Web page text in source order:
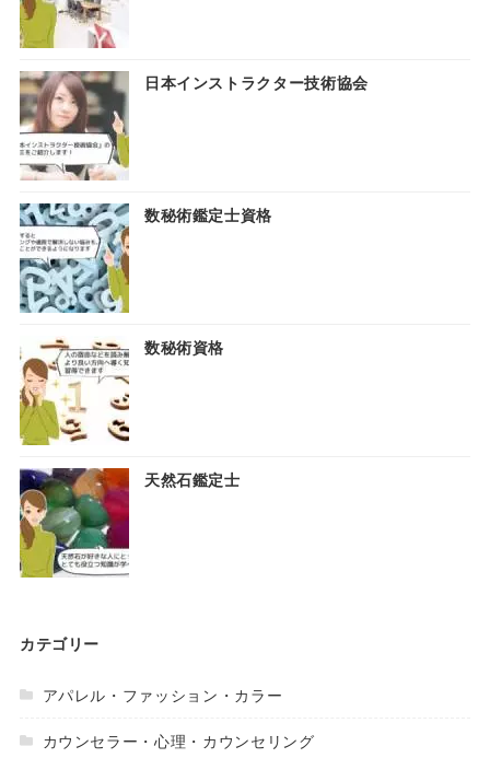
日本インストラクター技術協会
数秘術鑑定士資格
数秘術資格
天然石鑑定士
カテゴリー
アパレル・ファッション・カラー
カウンセラー・心理・カウンセリング